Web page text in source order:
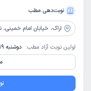
نوبت‌دهی مطب
اراک، خیابان امام خمینی، نرسیده به
اولین نوبت آزاد مطب: دوشنبه 19 مرداد